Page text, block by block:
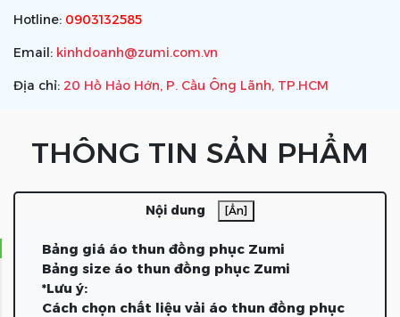
Hotline: 0903132585
Email: kinhdoanh@zumi.com.vn
Địa chỉ: 20 Hồ Hảo Hớn, P. Cầu Ông Lãnh, TP.HCM
THÔNG TIN SẢN PHẨM
Nội dung [Ẩn]
Bảng giá áo thun đồng phục Zumi
Bảng size áo thun đồng phục Zumi
*Lưu ý:
Cách chọn chất liệu vải áo thun đồng phục